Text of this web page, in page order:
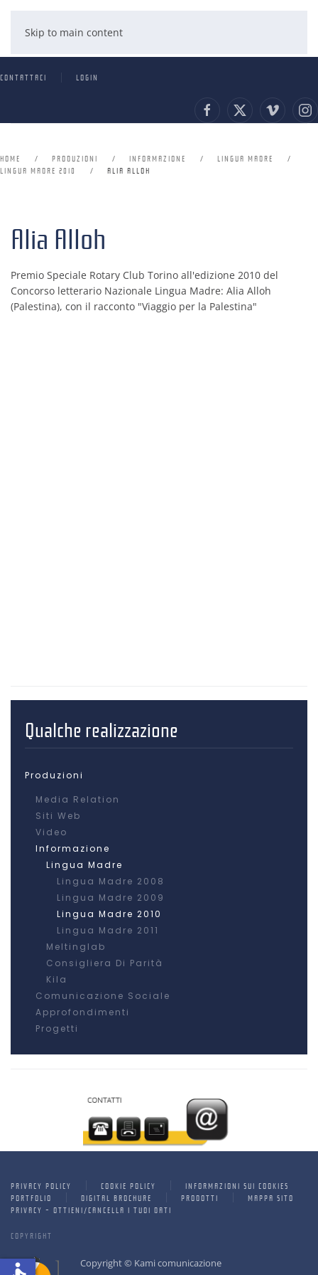
Skip to main content
CONTATTACI LOGIN
HOME PRODUZIONI INFORMAZIONE
LINGUA MADRE
LINGUA MADRE 2010
ALIA ALLOH
Alia Alloh
Premio Speciale Rotary Club Torino all'edizione 2010 del
Concorso letterario Nazionale Lingua Madre: Alia Alloh
(Palestina), con il racconto "Viaggio per la Palestina"
Qualche realizzazione
Produzioni
Media Relation
Siti Web
Video
Informazione
Lingua Madre
Lingua Madre 2008
Lingua Madre 2009
Lingua Madre 2010
Lingua Madre 2011
Meltinglab
Consigliera Di Parità
Kila
Comunicazione Sociale
Approfondimenti
Progetti
PRIVACY POLICY COOKIE POLICY
INFORMAZIONI SUI COOKIES
PORTFOLIO
DIGITAL BROCHURE PRODOTTI
MAPPA SITO
PRIVACY - OTTIENI/CANCELLA I TUOI DATI
COPYRIGHT
Copyright © Kami comunicazione